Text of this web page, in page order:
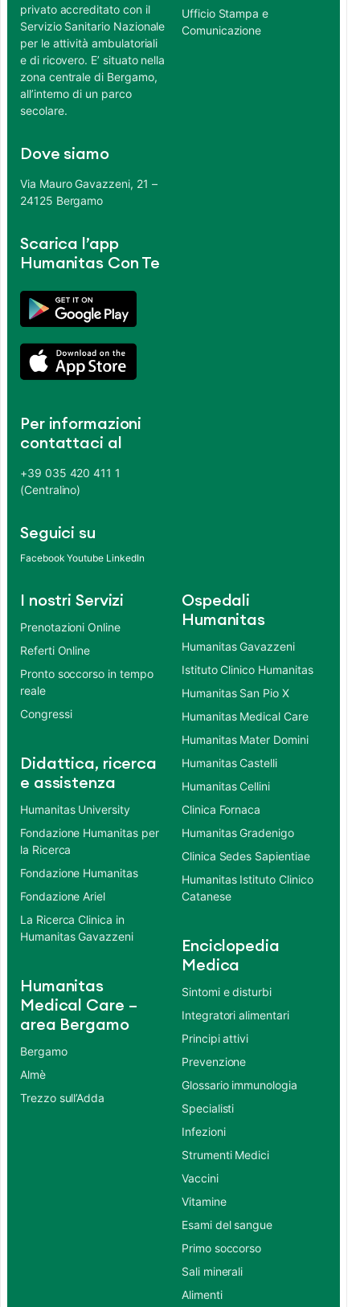
privato accreditato con il
Servizio Sanitario Nazionale
per le attività ambulatoriali
e di ricovero. E’ situato nella
zona centrale di Bergamo,
all’interno di un parco
secolare.
Dove siamo
Via Mauro Gavazzeni, 21 –
24125 Bergamo
Scarica l’app
Humanitas Con Te
Per informazioni
contattaci al
+39 035 420 411 1
(Centralino)
Seguici su
Facebook Youtube LinkedIn
Ufficio Stampa e
Comunicazione
I nostri Servizi
Prenotazioni Online
Referti Online
Pronto soccorso in tempo
reale
Congressi
Didattica, ricerca
e assistenza
Humanitas University
Fondazione Humanitas per
la Ricerca
Fondazione Humanitas
Fondazione Ariel
La Ricerca Clinica in
Humanitas Gavazzeni
Humanitas
Medical Care –
area Bergamo
Bergamo
Almè
Trezzo sull’Adda
Ospedali
Humanitas
Humanitas Gavazzeni
Istituto Clinico Humanitas
Humanitas San Pio X
Humanitas Medical Care
Humanitas Mater Domini
Humanitas Castelli
Humanitas Cellini
Clinica Fornaca
Humanitas Gradenigo
Clinica Sedes Sapientiae
Humanitas Istituto Clinico
Catanese
Enciclopedia
Medica
Sintomi e disturbi
Integratori alimentari
Principi attivi
Prevenzione
Glossario immunologia
Specialisti
Infezioni
Strumenti Medici
Vaccini
Vitamine
Esami del sangue
Primo soccorso
Sali minerali
Alimenti